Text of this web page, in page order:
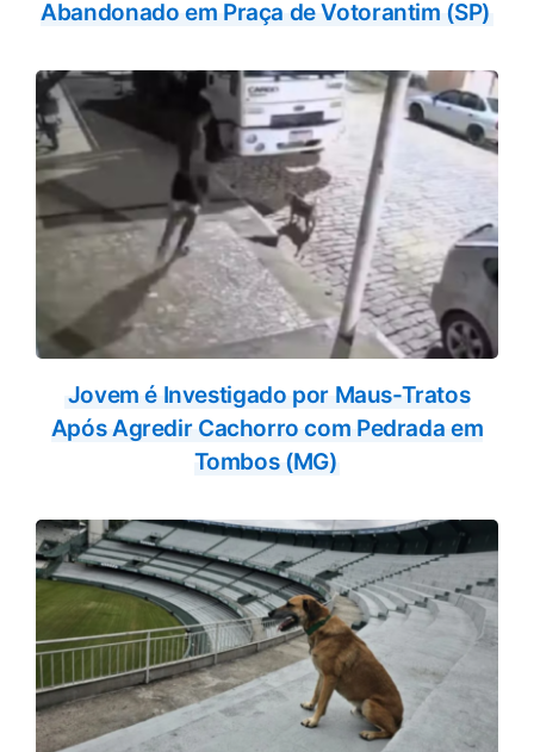
Abandonado em Praça de Votorantim (SP)
Jovem é Investigado por Maus-Tratos
Após Agredir Cachorro com Pedrada em
Tombos (MG)